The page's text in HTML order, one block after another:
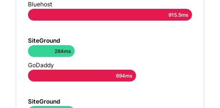
Bluehost
915.5ms
SiteGround
284ms
GoDaddy
694ms
SiteGround